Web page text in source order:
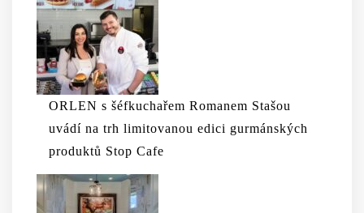
ORLEN s šéfkuchařem Romanem Stašou
uvádí na trh limitovanou edici gurmánských
produktů Stop Cafe